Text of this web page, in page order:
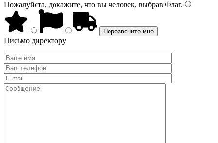
Пожалуйста, докажите, что вы человек, выбрав Флаг.
Письмо директору